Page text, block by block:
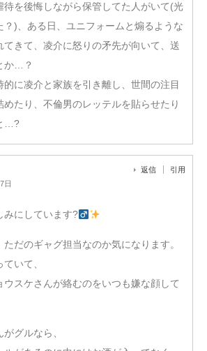
待を後悔しながら保管してた人がいて(光
？)、ある日、ユニフォームと煽るような
てきて、凌介に怒りの矛先が向いて、送
か…？
に凌介と家族を引き離し、世間の注目
めたり、不倫男のレッテルを貼らせたり
…?
日
返信 引用
みにしています?‍
だのギャグ担当なのか気になります。
いて、
ウスケさんが絡むのをいつも嫌な顔して
グルなら、